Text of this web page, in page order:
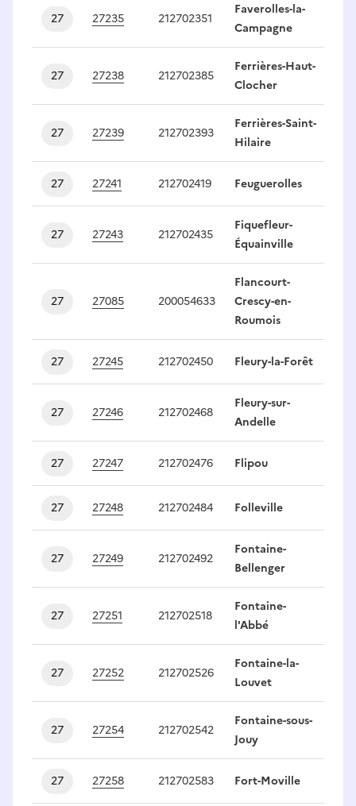
27 27235 212702351
Faverolles-la-
Campagne
27 27238 212702385
Ferrières-Haut-
Clocher
27 27239 212702393
Ferrières-Saint-
Hilaire
27 27241 212702419 Feuguerolles
27 27243 212702435
Fiquefleur-
Équainville
27 27085 200054633
Flancourt-
Crescy-en-
Roumois
27 27245 212702450 Fleury-la-Forêt
27 27246 212702468
Fleury-sur-
Andelle
27 27247 212702476 Flipou
27 27248 212702484 Folleville
27 27249 212702492
Fontaine-
Bellenger
27 27251 212702518
Fontaine-
l'Abbé
27 27252 212702526
Fontaine-la-
Louvet
27 27254 212702542
Fontaine-sous-
Jouy
27 27258 212702583 Fort-Moville